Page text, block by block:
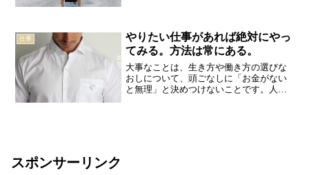
大切なのは、最終的にヒッ...
仕事
やりたい仕事があれば絶対にやっ
てみる。方法は常にある。
大事なことは、生き方や働き方の選びな
おしについて、頭ごなしに「お金がない
と無理」と決めつけないことです。人生
スポンサーリンク